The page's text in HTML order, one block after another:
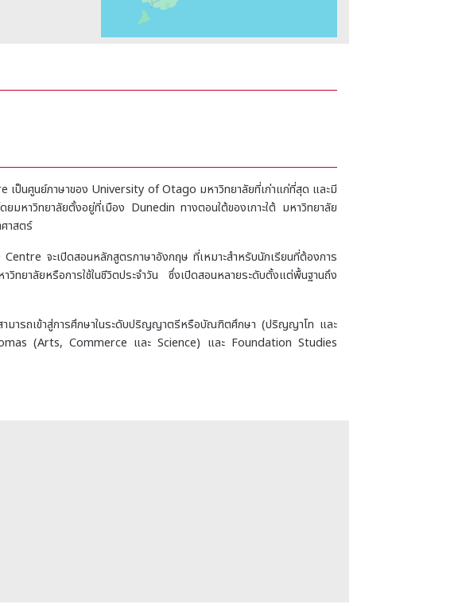
นศูนย์ภาษาของ University of Otago มหาวิทยาลัยที่เก่าแก่ที่สุด และมี
หาวิทยาลัยตั้งอยู่ที่เมือง Dunedin ทางตอนใต้ของเกาะใต้ มหาวิทยาลัย
ศาสตร์
จะเปิดสอนหลักสูตรภาษาอังกฤษ ที่เหมาะสำหรับนักเรียนที่ต้องการ
ทยาลัยหรือการใช้ในชีวิตประจำวัน ซึ่งเปิดสอนหลายระดับตั้งแต่พื้นฐานถึง
ามารถเข้าสู่การศึกษาในระดับปริญญาตรีหรือบัณฑิตศึกษา (ปริญญาโท และ
(Arts, Commerce และ Science) และ Foundation Studies